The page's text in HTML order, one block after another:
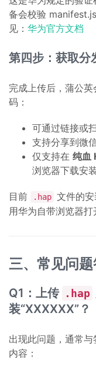
备会校验
见： 华为官方文档
第四步：获取分
完成上传后，蒲公
码：
可通过链接或
支持分享到微
仅支持在 纯血
浏览器下载安装
目前 .hap 文件的
用华为自带浏览器打
三、常见问
Q1：上传 .hap
装“XXXXXX”？
出现此问题，通常
内容：